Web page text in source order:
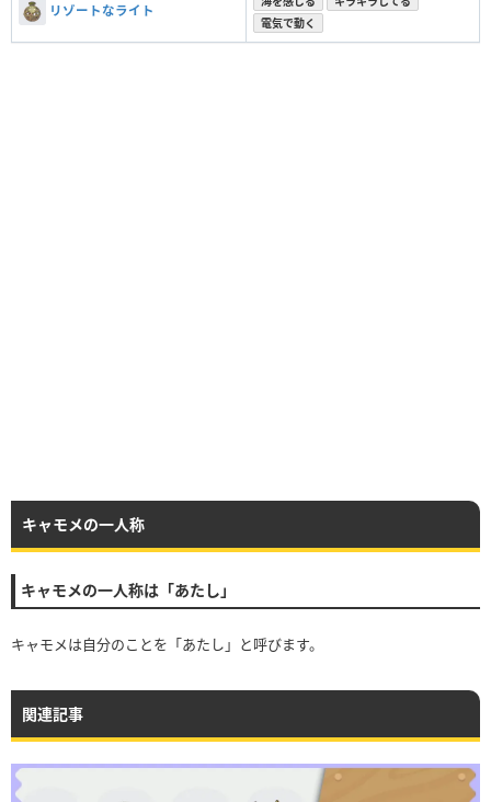
リゾートなライト
電気で動く
キャモメの一人称
キャモメの一人称は「あたし」
キャモメは自分のことを「あたし」と呼びます。
関連記事